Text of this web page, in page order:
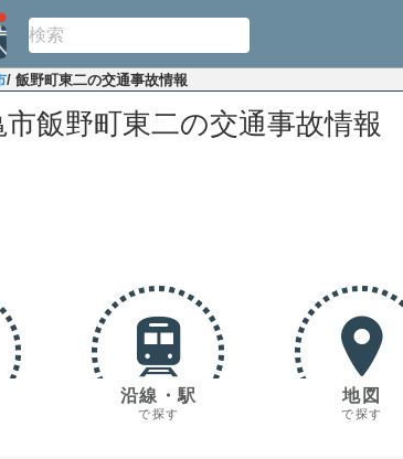
/ 飯野町東二の交通事故情報
飯野町東二の交通事故情報
沿線・駅
で探す
地図
で探す